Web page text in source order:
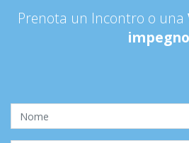
Prenota un Incontro o una
impegno